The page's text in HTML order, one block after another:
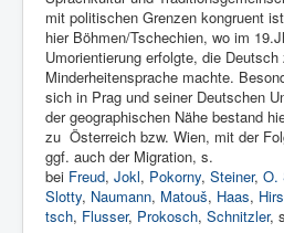
mit politischen Grenzen kongruent
hier Böhmen/Tschechien, wo im
Umorientierung erfolgte, die Deutsch
Minderheitensprache machte.
sich in Prag und seiner Deutschen
der geographischen Nähe bestand
zu Österreich bzw. Wien, mit der
ggf. auch der Migration, s.
bei Freud, Jokl, Pokorny, Steiner, O.
Slotty, Naumann, Matouš, Haas,
tsch, Flusser, Prokosch, Schnitzler,